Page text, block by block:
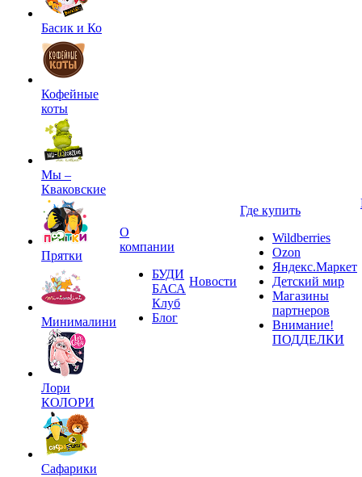
Басик и Ко
Кофейные
коты
Мы –
Кваковские
Прятки
Минималини
Лори
КОЛОРИ
Сафарики
О
компании
БУДИ
БАСА
Клуб
Блог
Новости
Где купить
Wildberries
Ozon
Яндекс.Маркет
Детский мир
Магазины
партнеров
Внимание!
ПОДДЕЛКИ